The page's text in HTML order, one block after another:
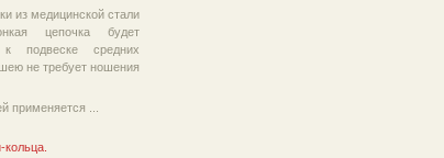
из медицинской стали
цепочка будет
подвеске средних
не требует ношения
применяется ...